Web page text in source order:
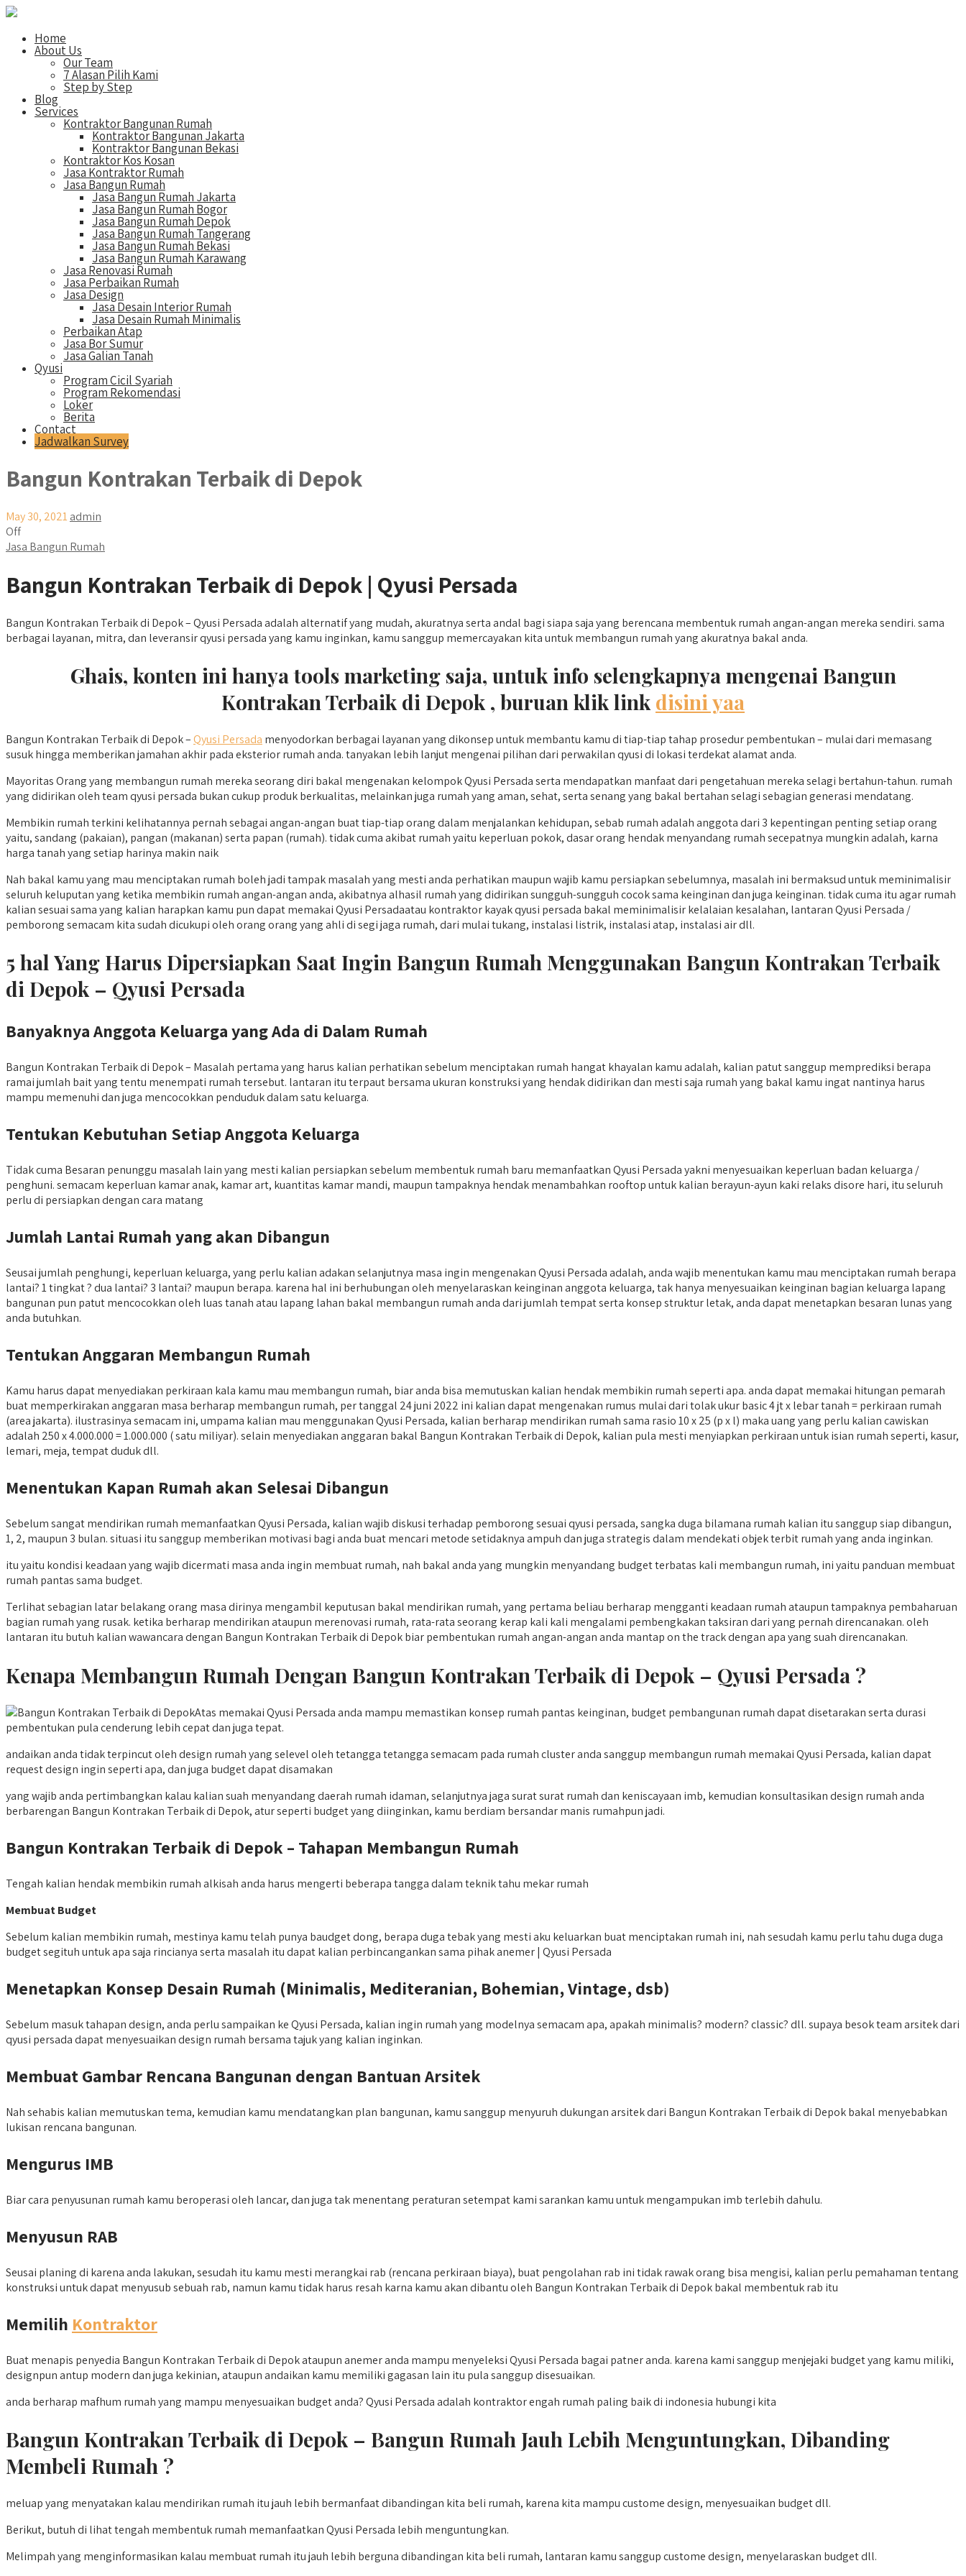
Home
About Us
Our Team
7 Alasan Pilih Kami
Step by Step
Blog
Services
Kontraktor Bangunan Rumah
Kontraktor Bangunan Jakarta
Kontraktor Bangunan Bekasi
Kontraktor Kos Kosan
Jasa Kontraktor Rumah
Jasa Bangun Rumah
Jasa Bangun Rumah Jakarta
Jasa Bangun Rumah Bogor
Jasa Bangun Rumah Depok
Jasa Bangun Rumah Tangerang
Jasa Bangun Rumah Bekasi
Jasa Bangun Rumah Karawang
Jasa Renovasi Rumah
Jasa Perbaikan Rumah
Jasa Design
Jasa Desain Interior Rumah
Jasa Desain Rumah Minimalis
Perbaikan Atap
Jasa Bor Sumur
Jasa Galian Tanah
Qyusi
Program Cicil Syariah
Program Rekomendasi
Loker
Berita
Contact
Jadwalkan Survey
Bangun Kontrakan Terbaik di Depok
May 30, 2021admin
Off
Jasa Bangun Rumah
Bangun Kontrakan Terbaik di Depok | Qyusi Persada
Bangun Kontrakan Terbaik di Depok – Qyusi Persada adalah alternatif yang mudah, akuratnya serta andal bagi siapa saja yang berencana membentuk rumah angan-angan mereka sendiri. sama
berbagai layanan, mitra, dan leveransir qyusi persada yang kamu inginkan, kamu sanggup memercayakan kita untuk membangun rumah yang akuratnya bakal anda.
Ghais, konten ini hanya tools marketing saja, untuk info selengkapnya mengenai Bangun
Kontrakan Terbaik di Depok , buruan klik link disini yaa
Bangun Kontrakan Terbaik di Depok –Qyusi Persada menyodorkan berbagai layanan yang dikonsep untuk membantu kamu di tiap-tiap tahap prosedur pembentukan – mulai dari memasang
susuk hingga memberikan jamahan akhir pada eksterior rumah anda. tanyakan lebih lanjut mengenai pilihan dari perwakilan qyusi di lokasi terdekat alamat anda.
Mayoritas Orang yang membangun rumah mereka seorang diri bakal mengenakan kelompok Qyusi Persada serta mendapatkan manfaat dari pengetahuan mereka selagi bertahun-tahun. rumah
yang didirikan oleh team qyusi persada bukan cukup produk berkualitas, melainkan juga rumah yang aman, sehat, serta senang yang bakal bertahan selagi sebagian generasi mendatang.
Membikin rumah terkini kelihatannya pernah sebagai angan-angan buat tiap-tiap orang dalam menjalankan kehidupan, sebab rumah adalah anggota dari 3 kepentingan penting setiap orang
yaitu, sandang (pakaian), pangan (makanan) serta papan (rumah). tidak cuma akibat rumah yaitu keperluan pokok, dasar orang hendak menyandang rumah secepatnya mungkin adalah, karna
harga tanah yang setiap harinya makin naik
Nah bakal kamu yang mau menciptakan rumah boleh jadi tampak masalah yang mesti anda perhatikan maupun wajib kamu persiapkan sebelumnya, masalah ini bermaksud untuk meminimalisir
seluruh keluputan yang ketika membikin rumah angan-angan anda, akibatnya alhasil rumah yang didirikan sungguh-sungguh cocok sama keinginan dan juga keinginan. tidak cuma itu agar rumah
kalian sesuai sama yang kalian harapkan kamu pun dapat memakai Qyusi Persadaatau kontraktor kayak qyusi persada bakal meminimalisir kelalaian kesalahan, lantaran Qyusi Persada /
pemborong semacam kita sudah dicukupi oleh orang orang yang ahli di segi jaga rumah, dari mulai tukang, instalasi listrik, instalasi atap, instalasi air dll.
5 hal Yang Harus Dipersiapkan Saat Ingin Bangun Rumah Menggunakan Bangun Kontrakan Terbaik
di Depok – Qyusi Persada
Banyaknya Anggota Keluarga yang Ada di Dalam Rumah
Bangun Kontrakan Terbaik di Depok – Masalah pertama yang harus kalian perhatikan sebelum menciptakan rumah hangat khayalan kamu adalah, kalian patut sanggup memprediksi berapa
ramai jumlah bait yang tentu menempati rumah tersebut. lantaran itu terpaut bersama ukuran konstruksi yang hendak didirikan dan mesti saja rumah yang bakal kamu ingat nantinya harus
mampu memenuhi dan juga mencocokkan penduduk dalam satu keluarga.
Tentukan Kebutuhan Setiap Anggota Keluarga
Tidak cuma Besaran penunggu masalah lain yang mesti kalian persiapkan sebelum membentuk rumah baru memanfaatkan Qyusi Persada yakni menyesuaikan keperluan badan keluarga /
penghuni. semacam keperluan kamar anak, kamar art, kuantitas kamar mandi, maupun tampaknya hendak menambahkan rooftop untuk kalian berayun-ayun kaki relaks disore hari, itu seluruh
perlu di persiapkan dengan cara matang
Jumlah Lantai Rumah yang akan Dibangun
Seusai jumlah penghungi, keperluan keluarga, yang perlu kalian adakan selanjutnya masa ingin mengenakan Qyusi Persada adalah, anda wajib menentukan kamu mau menciptakan rumah berapa
lantai? 1 tingkat ? dua lantai? 3 lantai? maupun berapa. karena hal ini berhubungan oleh menyelaraskan keinginan anggota keluarga, tak hanya menyesuaikan keinginan bagian keluarga lapang
bangunan pun patut mencocokkan oleh luas tanah atau lapang lahan bakal membangun rumah anda dari jumlah tempat serta konsep struktur letak, anda dapat menetapkan besaran lunas yang
anda butuhkan.
Tentukan Anggaran Membangun Rumah
Kamu harus dapat menyediakan perkiraan kala kamu mau membangun rumah, biar anda bisa memutuskan kalian hendak membikin rumah seperti apa. anda dapat memakai hitungan pemarah
buat memperkirakan anggaran masa berharap membangun rumah, per tanggal 24 juni 2022 ini kalian dapat mengenakan rumus mulai dari tolak ukur basic 4 jt x lebar tanah = perkiraan rumah
(area jakarta). ilustrasinya semacam ini, umpama kalian mau menggunakan Qyusi Persada, kalian berharap mendirikan rumah sama rasio 10 x 25 (p x l) maka uang yang perlu kalian cawiskan
adalah 250 x 4.000.000 = 1.000.000 ( satu miliyar). selain menyediakan anggaran bakal Bangun Kontrakan Terbaik di Depok, kalian pula mesti menyiapkan perkiraan untuk isian rumah seperti, kasur,
lemari, meja, tempat duduk dll.
Menentukan Kapan Rumah akan Selesai Dibangun
Sebelum sangat mendirikan rumah memanfaatkan Qyusi Persada, kalian wajib diskusi terhadap pemborong sesuai qyusi persada, sangka duga bilamana rumah kalian itu sanggup siap dibangun,
1, 2, maupun 3 bulan. situasi itu sanggup memberikan motivasi bagi anda buat mencari metode setidaknya ampuh dan juga strategis dalam mendekati objek terbit rumah yang anda inginkan.
itu yaitu kondisi keadaan yang wajib dicermati masa anda ingin membuat rumah, nah bakal anda yang mungkin menyandang budget terbatas kali membangun rumah, ini yaitu panduan membuat
rumah pantas sama budget.
Terlihat sebagian latar belakang orang masa dirinya mengambil keputusan bakal mendirikan rumah, yang pertama beliau berharap mengganti keadaan rumah ataupun tampaknya pembaharuan
bagian rumah yang rusak. ketika berharap mendirikan ataupun merenovasi rumah, rata-rata seorang kerap kali kali mengalami pembengkakan taksiran dari yang pernah direncanakan. oleh
lantaran itu butuh kalian wawancara dengan Bangun Kontrakan Terbaik di Depok biar pembentukan rumah angan-angan anda mantap on the track dengan apa yang suah direncanakan.
Kenapa Membangun Rumah Dengan Bangun Kontrakan Terbaik di Depok – Qyusi Persada ?
Atas memakai Qyusi Persada anda mampu memastikan konsep rumah pantas keinginan, budget pembangunan rumah dapat disetarakan serta durasi
pembentukan pula cenderung lebih cepat dan juga tepat.
andaikan anda tidak terpincut oleh design rumah yang selevel oleh tetangga tetangga semacam pada rumah cluster anda sanggup membangun rumah memakai Qyusi Persada, kalian dapat
request design ingin seperti apa, dan juga budget dapat disamakan
yang wajib anda pertimbangkan kalau kalian suah menyandang daerah rumah idaman, selanjutnya jaga surat surat rumah dan keniscayaan imb, kemudian konsultasikan design rumah anda
berbarengan Bangun Kontrakan Terbaik di Depok, atur seperti budget yang diinginkan, kamu berdiam bersandar manis rumahpun jadi.
Bangun Kontrakan Terbaik di Depok – Tahapan Membangun Rumah
Tengah kalian hendak membikin rumah alkisah anda harus mengerti beberapa tangga dalam teknik tahu mekar rumah
Membuat Budget
Sebelum kalian membikin rumah, mestinya kamu telah punya baudget dong, berapa duga tebak yang mesti aku keluarkan buat menciptakan rumah ini, nah sesudah kamu perlu tahu duga duga
budget segituh untuk apa saja rincianya serta masalah itu dapat kalian perbincangankan sama pihak anemer | Qyusi Persada
Menetapkan Konsep Desain Rumah (Minimalis, Mediteranian, Bohemian, Vintage, dsb)
Sebelum masuk tahapan design, anda perlu sampaikan ke Qyusi Persada, kalian ingin rumah yang modelnya semacam apa, apakah minimalis? modern? classic? dll. supaya besok team arsitek dari
qyusi persada dapat menyesuaikan design rumah bersama tajuk yang kalian inginkan.
Membuat Gambar Rencana Bangunan dengan Bantuan Arsitek
Nah sehabis kalian memutuskan tema, kemudian kamu mendatangkan plan bangunan, kamu sanggup menyuruh dukungan arsitek dari Bangun Kontrakan Terbaik di Depok bakal menyebabkan
lukisan rencana bangunan.
Mengurus IMB
Biar cara penyusunan rumah kamu beroperasi oleh lancar, dan juga tak menentang peraturan setempat kami sarankan kamu untuk mengampukan imb terlebih dahulu.
Menyusun RAB
Seusai planing di karena anda lakukan, sesudah itu kamu mesti merangkai rab (rencana perkiraan biaya), buat pengolahan rab ini tidak rawak orang bisa mengisi, kalian perlu pemahaman tentang
konstruksi untuk dapat menyusub sebuah rab, namun kamu tidak harus resah karna kamu akan dibantu oleh Bangun Kontrakan Terbaik di Depok bakal membentuk rab itu
Memilih Kontraktor
Buat menapis penyedia Bangun Kontrakan Terbaik di Depok ataupun anemer anda mampu menyeleksi Qyusi Persada bagai patner anda. karena kami sanggup menjejaki budget yang kamu miliki,
designpun antup modern dan juga kekinian, ataupun andaikan kamu memiliki gagasan lain itu pula sanggup disesuaikan.
anda berharap mafhum rumah yang mampu menyesuaikan budget anda? Qyusi Persada adalah kontraktor engah rumah paling baik di indonesia hubungi kita
Bangun Kontrakan Terbaik di Depok – Bangun Rumah Jauh Lebih Menguntungkan, Dibanding
Membeli Rumah ?
meluap yang menyatakan kalau mendirikan rumah itu jauh lebih bermanfaat dibandingan kita beli rumah, karena kita mampu custome design, menyesuaikan budget dll.
Berikut, butuh di lihat tengah membentuk rumah memanfaatkan Qyusi Persada lebih menguntungkan.
Melimpah yang menginformasikan kalau membuat rumah itu jauh lebih berguna dibandingan kita beli rumah, lantaran kamu sanggup custome design, menyelaraskan budget dll.